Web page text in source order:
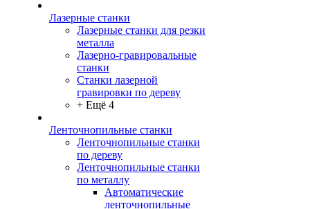
Лазерные станки
Лазерные станки для резки
металла
Лазерно-гравировальные
станки
Станки лазерной
гравировки по дереву
+ Ещё 4
Ленточнопильные станки
Ленточнопильные станки
по дереву
Ленточнопильные станки
по металлу
Автоматические
ленточнопильные